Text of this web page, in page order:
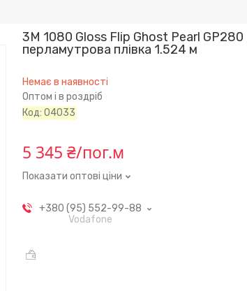
3M 1080 Gloss Flip Ghost Pearl GP280
перламутрова плівка 1.524 м
Немає в наявності
Оптом і в роздріб
Код:04033
5 345 ₴/пог.м
Показати оптові ціни
+380 (95) 552-99-88
Vodafone